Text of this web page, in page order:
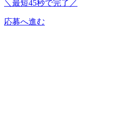
＼最短45秒で完了／
応募へ進む